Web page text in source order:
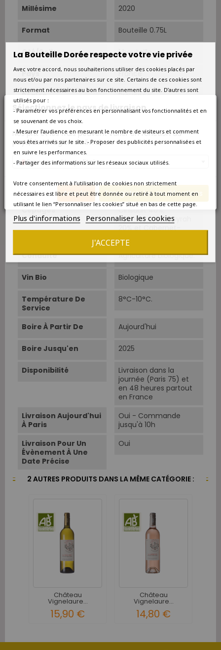
Sélectionnez le pays de livraison
Nos prix et les frais peuvent varier en fonction du
pays/de la région de livraison.
France métropolitaine
Annuler Enregistrer les modifications
Millésime 2020
Format Bouteille 0.75L
Qté/Colis 1 bouteille
Pays France
Appellation
Couleur
Rosé
Type Rosé
Cépage Dominant Cinsault et Grenache
Cépages
Cinsault 40%,
Grenache 30%, Syrah
20% et Cabernet-
Conduite
Agriculture biologique.
Vin Bio Biologique
Température De
Service
8°C-10°C.
Boire À Partir De Aujourd'hui
Boire Jusqu'en 2025
Disponibilité
Livraison dans la
journée (Paris 75) et
en 48 heures partout
en France
Livraison Aujourd'hui
À Paris
Oui - Commande
jusqu'à 10h
Livraison Pour Un
Évènement À Une
Date Précise
Oui
2 AUTRES PRODUITS DANS LA MÊME CATÉGORIE :
Château
Vignelaure...
15,90 €
Château
Vignelaure...
14,80 €
La Bouteille Dorée respecte votre vie privée
Avec votre accord, nous souhaiterions utiliser des cookies placés par
nous et/ou par nos partenaires sur ce site. Certains de ces cookies sont
strictement nécessaires au bon fonctionnement du site. D’autres sont
utilisés pour :
- Paramétrer vos préférences en personnalisant vos fonctionnalités et en
se souvenant de vos choix.
- Mesurer l’audience en mesurant le nombre de visiteurs et comment
vous êtes arrivés sur le site. - Proposer des publicités personnalisées et
en suivre les performances.
- Partager des informations sur les réseaux sociaux utilisés.
Votre consentement à l’utilisation de cookies non strictement
nécessaires est libre et peut être donnée ou retiré à tout moment en
utilisant le lien “Personnaliser les cookies” situé en bas de cette page.
Plus d'informations Personnaliser les cookies
J'ACCEPTE